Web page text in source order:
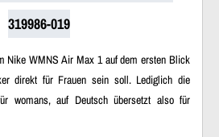
319986-019
Nike WMNS Air Max 1 auf dem ersten Blick
direkt für Frauen sein soll. Lediglich die
womans, auf Deutsch übersetzt also für